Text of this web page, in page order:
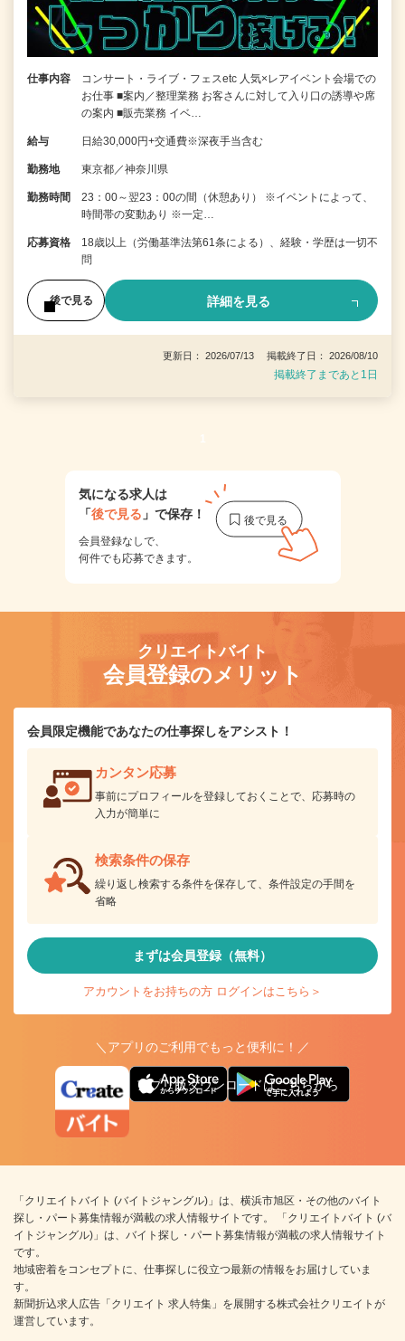
仕事内容
コンサート・ライブ・フェスetc 人気×レアイベント会場での
お仕事 ■案内／整理業務 お客さんに対して入り口の誘導や席
の案内 ■販売業務 イベ…
給与 日給30,000円+交通費※深夜手当含む
勤務地 東京都／神奈川県
勤務時間
23：00～翌23：00の間（休憩あり） ※イベントによって、
時間帯の変動あり ※一定…
応募資格
18歳以上（労働基準法第61条による）、経験・学歴は一切不
問
後で見る 詳細を見る
更新日： 2026/07/13 掲載終了日： 2026/08/10
掲載終了まであと1日
1
気になる求人は
「後で見る 」で保存！
会員登録なしで、
何件でも応募できます。
クリエイトバイト
会員登録のメリット
会員限定機能であなたの仕事探しをアシスト！
カンタン応募
事前にプロフィールを登録しておくことで、応募時の
入力が簡単に
検索条件の保存
繰り返し検索する条件を保存して、条件設定の手間を
省略
まずは会員登録（無料）
アカウントをお持ちの方 ログインはこちら＞
＼アプリのご利用でもっと便利に！／
アプリ版ダウンロードはこちらから
「クリエイトバイト (バイトジャングル)」は、横浜市旭区・その他のバイト
探し・パート募集情報が満載の求人情報サイトです。 「クリエイトバイト (バ
イトジャングル)」は、バイト探し・パート募集情報が満載の求人情報サイト
です。
地域密着をコンセプトに、仕事探しに役立つ最新の情報をお届けしていま
す。
新聞折込求人広告「クリエイト 求人特集」を展開する株式会社クリエイトが
運営しています。